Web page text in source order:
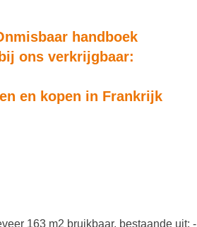
handboek
ons verkrijgbaar:
en kopen in Frankrijk
163 m2 bruikbaar, bestaande uit: -